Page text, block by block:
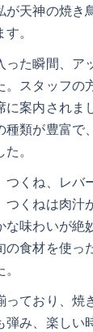
が天神の焼き
。
った瞬間、ア
。スタッフの
に案内されま
種類が豊富で
。
つくね、レバ
つくねは肉汁
な味わいが絶
の食材を使っ
っており、焼
弾み、楽しい